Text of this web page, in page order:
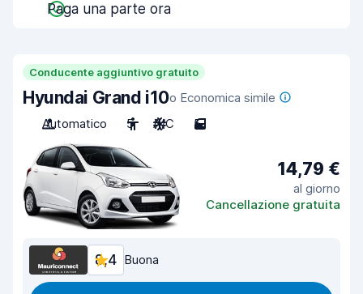
Paga una parte ora
Conducente aggiuntivo gratuito
Hyundai Grand i10o Economica simile
Automatico
5 A/C 5
14,79 €
al giorno
Cancellazione gratuita
8,4 Buona